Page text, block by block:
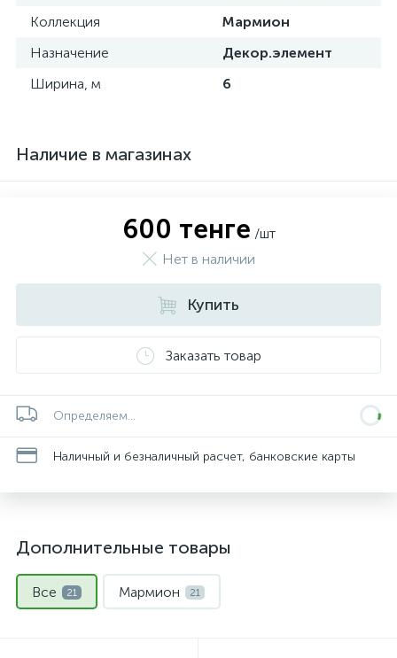
Коллекция
Мармион
Назначение
Декор.элемент
Ширина, м
6
Наличие в магазинах
600 тенге /шт
Нет в наличии
Купить
Заказать товар
Определяем...
Наличный и безналичный расчет, банковские карты
Дополнительные товары
Все 21 Мармион 21